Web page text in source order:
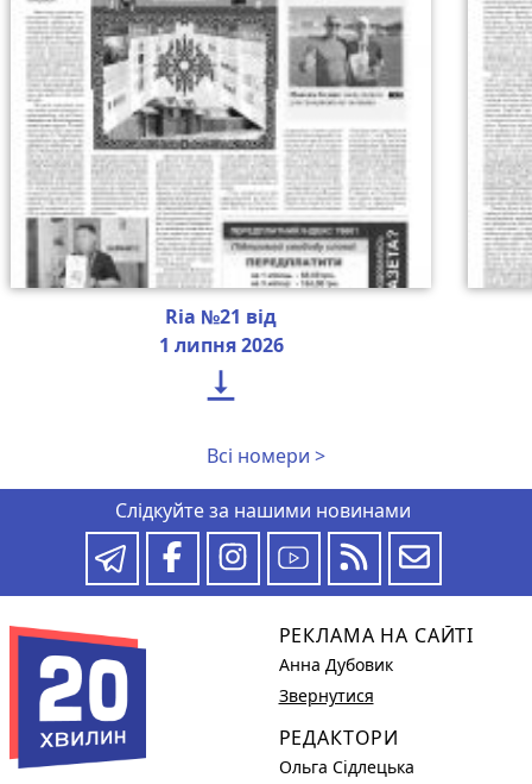
Ria №21 від
1 липня 2026

Всі номери >
Слідкуйте за нашими новинами
РЕКЛАМА НА САЙТІ
Анна Дубовик
Звернутися
РЕДАКТОРИ
Ольга Сідлецька